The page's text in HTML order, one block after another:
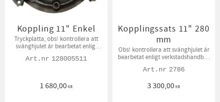
Koppling 11" Enkel
Tryckplatta, obs! kontrollera att
svänghjulet är bearbetat enligt
mm i fördjupningen innan
128005511
1 680,00KR
Kopplingssats 11" 280
mm
Obs! kontrollera att svänghjulet är
bearbetat enligt verkstadshandbok
innan montering
2786
3 300,00KR